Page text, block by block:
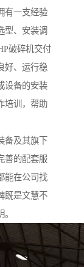
有一支经验
型、安装调
破碎机交付
好、运行稳
设备的安装
培训，帮助
备及其旗下
善的配套服
能在公司找
既是文慧不